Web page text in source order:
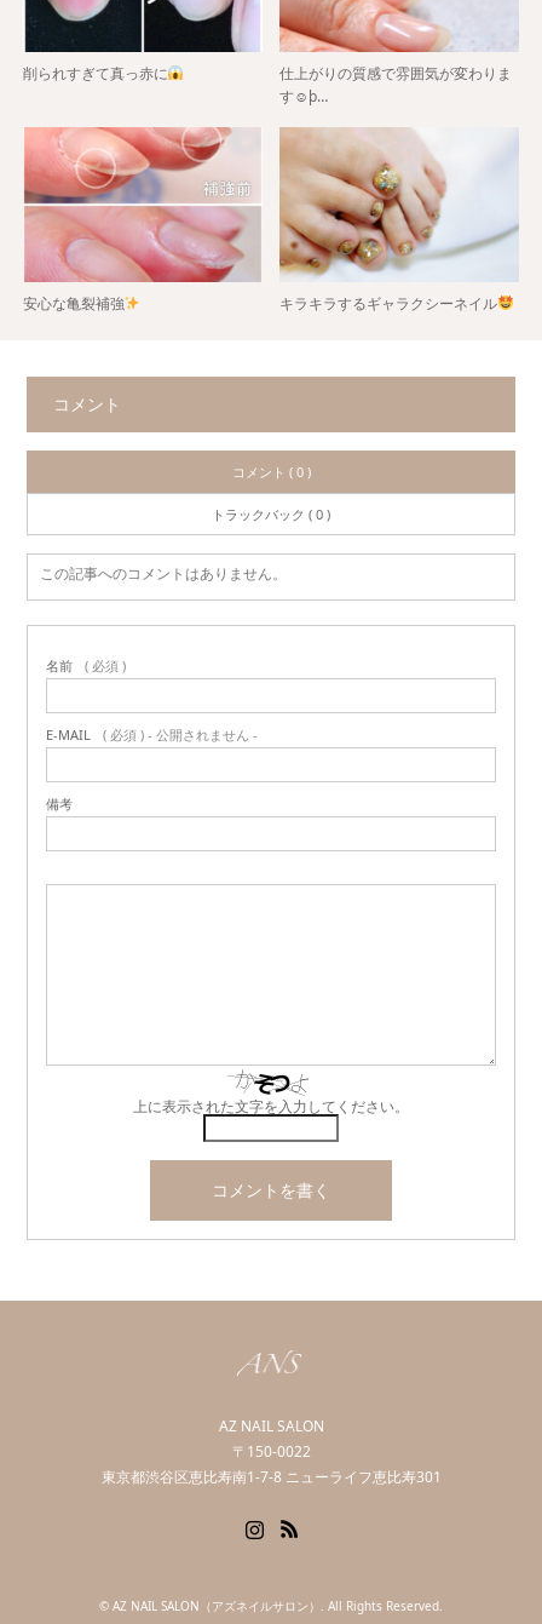
削られすぎて真っ赤に
仕上がりの質感で雰囲気が変わりま
す☺þ…
安心な亀裂補強 キラキラするギャラクシーネイル
コメント
コメント ( 0 )
トラックバック ( 0 )
この記事へのコメントはありません。
名前 ( 必須 )
E-MAIL ( 必須 ) - 公開されません -
備考
上に表示された文字を入力してください。
AZ NAIL SALON
〒150-0022
東京都渋谷区恵比寿南1-7-8 ニューライフ恵比寿301
© AZ NAIL SALON（アズネイルサロン） . All Rights Reserved.